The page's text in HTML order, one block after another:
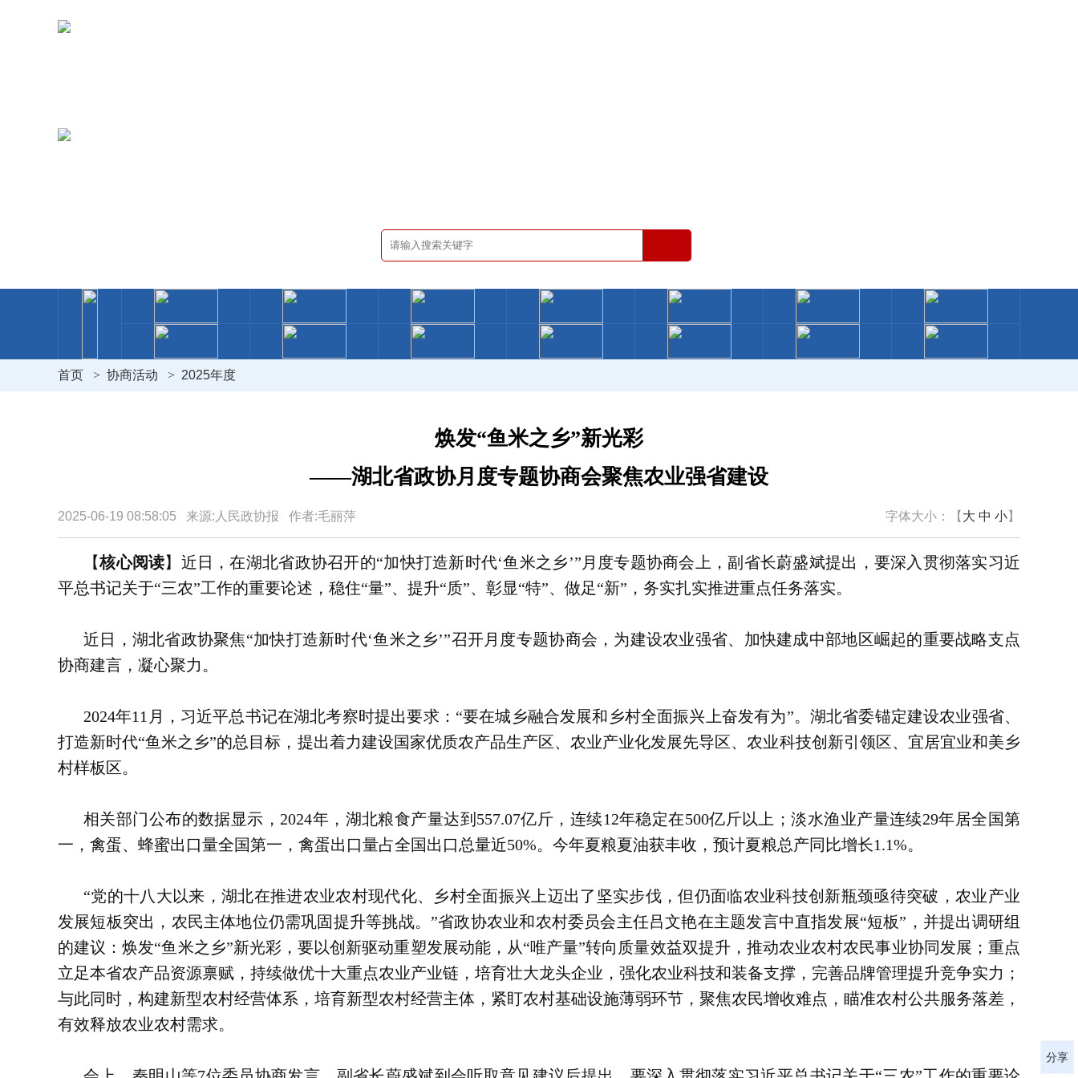
首页 > 协商活动 > 2025年度
焕发“鱼米之乡”新光彩
——湖北省政协月度专题协商会聚焦农业强省建设
2025-06-19 08:58:05 来源:人民政协报 作者:毛丽萍 字体大小：【 大 中 小】
【核心阅读】 近日，在湖北省政协召开的“加快打造新时代‘鱼米之乡’”月度专题协商会上，副省长蔚盛斌提出，要深入贯彻落实习近
平总书记关于“三农”工作的重要论述，稳住“量”、提升“质”、彰显“特”、做足“新”，务实扎实推进重点任务落实。
近日，湖北省政协聚焦“加快打造新时代‘鱼米之乡’”召开月度专题协商会，为建设农业强省、加快建成中部地区崛起的重要战略支点
协商建言，凝心聚力。
2024年11月，习近平总书记在湖北考察时提出要求：“要在城乡融合发展和乡村全面振兴上奋发有为”。湖北省委锚定建设农业强省、
打造新时代“鱼米之乡”的总目标，提出着力建设国家优质农产品生产区、农业产业化发展先导区、农业科技创新引领区、宜居宜业和美乡
村样板区。
相关部门公布的数据显示，2024年，湖北粮食产量达到557.07亿斤，连续12年稳定在500亿斤以上；淡水渔业产量连续29年居全国第
一，禽蛋、蜂蜜出口量全国第一，禽蛋出口量占全国出口总量近50%。今年夏粮夏油获丰收，预计夏粮总产同比增长1.1%。
“党的十八大以来，湖北在推进农业农村现代化、乡村全面振兴上迈出了坚实步伐，但仍面临农业科技创新瓶颈亟待突破，农业产业
发展短板突出，农民主体地位仍需巩固提升等挑战。”省政协农业和农村委员会主任吕文艳在主题发言中直指发展“短板”，并提出调研组
的建议：焕发“鱼米之乡”新光彩，要以创新驱动重塑发展动能，从“唯产量”转向质量效益双提升，推动农业农村农民事业协同发展；重点
立足本省农产品资源禀赋，持续做优十大重点农业产业链，培育壮大龙头企业，强化农业科技和装备支撑，完善品牌管理提升竞争实力；
与此同时，构建新型农村经营体系，培育新型农村经营主体，紧盯农村基础设施薄弱环节，聚焦农民增收难点，瞄准农村公共服务落差，
有效释放农业农村需求。
分享